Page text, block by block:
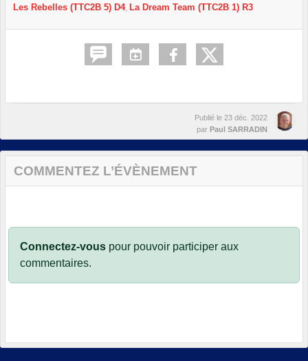
Les Rebelles (TTC2B 5) D4 La Dream Team (TTC2B 1) R3
Publié le 23 déc. 2022
par Paul SARRADIN
COMMENTEZ L’ÉVÈNEMENT
Connectez-vous pour pouvoir participer aux
commentaires.